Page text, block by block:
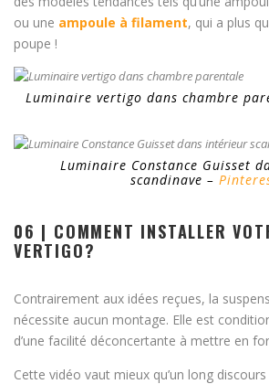
ou une ampoule à filament, qui a plus
poupe !
Luminaire vertigo dans chambre
Luminaire Constance Guisset
scandinave –
06 | COMMENT INSTALLER
VERTIGO?
Contrairement aux idées reçues, la
nécessite aucun montage. Elle est
d’une facilité déconcertante à mettre en
Cette vidéo vaut mieux qu’un long discours